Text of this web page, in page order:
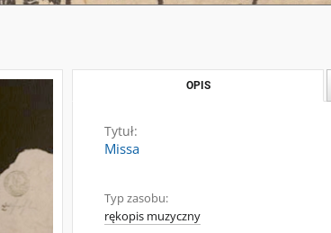
OPIS
Tytuł:
Missa
Typ zasobu:
rękopis muzyczny